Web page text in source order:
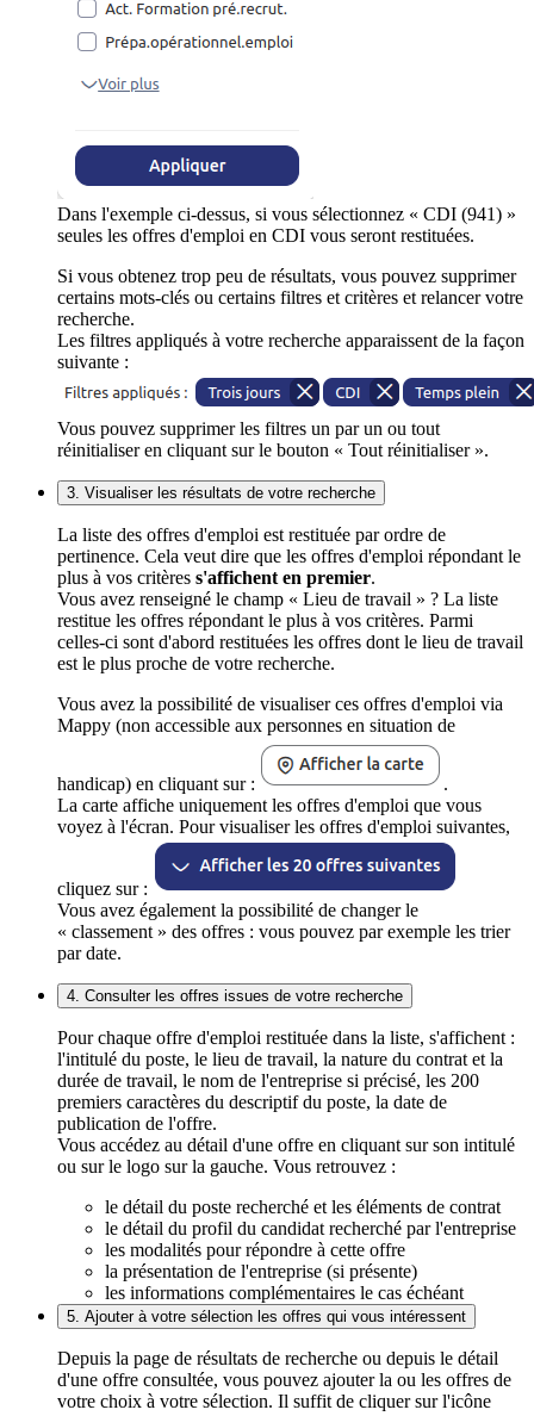
Dans l'exemple ci-dessus, si vous sélectionnez « CDI (941) »
seules les offres d'emploi en CDI vous seront restituées.
Si vous obtenez trop peu de résultats, vous pouvez supprimer
certains mots-clés ou certains filtres et critères et relancer votre
recherche.
Les filtres appliqués à votre recherche apparaissent de la façon
suivante :
Vous pouvez supprimer les filtres un par un ou tout
réinitialiser en cliquant sur le bouton « Tout réinitialiser ».
3. Visualiser les résultats de votre recherche
La liste des offres d'emploi est restituée par ordre de
pertinence. Cela veut dire que les offres d'emploi répondant le
plus à vos critères s'affichent en premier.
Vous avez renseigné le champ « Lieu de travail » ? La liste
restitue les offres répondant le plus à vos critères. Parmi
celles-ci sont d'abord restituées les offres dont le lieu de travail
est le plus proche de votre recherche.
Vous avez la possibilité de visualiser ces offres d'emploi via
Mappy (non accessible aux personnes en situation de
handicap) en cliquant sur :
.
La carte affiche uniquement les offres d'emploi que vous
voyez à l'écran. Pour visualiser les offres d'emploi suivantes,
cliquez sur :
Vous avez également la possibilité de changer le
« classement » des offres : vous pouvez par exemple les trier
par date.
4. Consulter les offres issues de votre recherche
Pour chaque offre d'emploi restituée dans la liste, s'affichent :
l'intitulé du poste, le lieu de travail, la nature du contrat et la
durée de travail, le nom de l'entreprise si précisé, les 200
premiers caractères du descriptif du poste, la date de
publication de l'offre.
Vous accédez au détail d'une offre en cliquant sur son intitulé
ou sur le logo sur la gauche. Vous retrouvez :
le détail du poste recherché et les éléments de contrat
le détail du profil du candidat recherché par l'entreprise
les modalités pour répondre à cette offre
la présentation de l'entreprise (si présente)
les informations complémentaires le cas échéant
5. Ajouter à votre sélection les offres qui vous intéressent
Depuis la page de résultats de recherche ou depuis le détail
d'une offre consultée, vous pouvez ajouter la ou les offres de
votre choix à votre sélection. Il suffit de cliquer sur l'icône